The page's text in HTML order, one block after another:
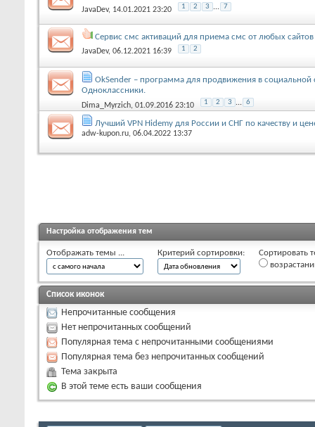
JavaDev, 14.01.2021 23:20 1 2 3 ... 7
Сервис смс активаций для приема смс от любых сайтов
JavaDev, 06.12.2021 16:39 1 2
OkSender – программа для продвижения в социальной
Одноклассники.
Dima_Myrzich, 01.09.2016 23:10 1 2 3 ... 6
Лучший VPN Hidemy для России и СНГ по качеству и
adw-kupon.ru, 06.04.2022 13:37
Настройка отображения тем
Отображать темы ... Критерий сортировки:
Сортировать
Список иконок
Непрочитанные сообщения
Нет непрочитанных сообщений
Популярная тема с непрочитанными сообщениями
Популярная тема без непрочитанных сообщений
Тема закрыта
В этой теме есть ваши сообщения